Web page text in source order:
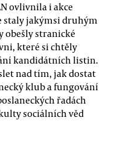
ovlivnila i akce
staly jakýmsi druhým
obešly stranické
které si chtěly
kandidátních listin.
nad tím, jak dostat
klub a fungování
řadách
sociálních věd